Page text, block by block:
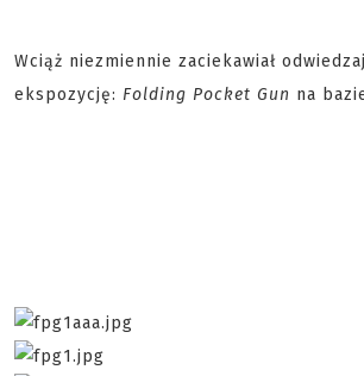
Wciąż niezmiennie zaciekawiał
ekspozycję: Folding Pocket Gun na